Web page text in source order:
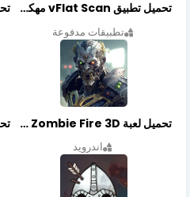
تحميل تطبيق vFlat Scan مهكر آخر إصدار
تطبيقات مدفوعة
تحميل لعبة Zombie Fire 3D مهكرة آخر إصدار
اندرويد